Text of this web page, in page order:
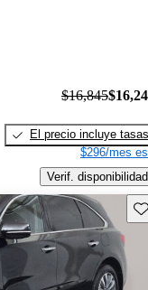
$16,845
El precio incluye tasas
$296/mes
Verif. disponibilidad